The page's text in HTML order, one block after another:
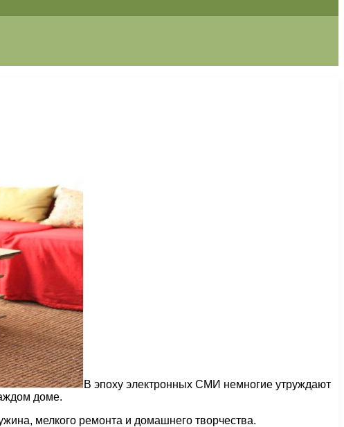
В эпоху электронных СМИ немногие утруждают
доме.
мелкого ремонта и домашнего творчества.